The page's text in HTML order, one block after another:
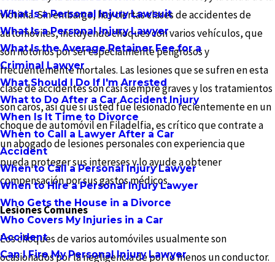
What Is a Personal Injury Lawsuit
What Is a Personal Injury Lawyer
What Is the Average Retainer Fee for a
Criminal Lawyer
What Should I Do If I'm Arrested
What to Do After a Car Accident Injury
When Is It Time to Divorce
When to Call a Lawyer After a Car
Accident
When to Call a Personal Injury Lawyer
When to Hire a Personal Injury Lawyer
Who Gets the House in a Divorce
Who Covers My Injuries in a Car
Accident
Can I Fire My Personal Injury Lawyer
víctima. Sin embargo, hay ciertas clases de accidentes de
automóviles, incluyendo choques con varios vehículos, que
son notorios por ser especialmente peligrosos y
frecuentemente mortales. Las lesiones que se sufren en esta
clase de accidentes son casi siempre graves y los tratamientos
son caros, así que si usted fue lesionado recientemente en un
choque de automóvil en Filadelfia, es crítico que contrate a
un abogado de lesiones personales con experiencia que
pueda proteger sus intereses y lo ayude a obtener
compensación por sus gastos médicos.
Lesiones Comunes
Los choques de varios automóviles usualmente son
ocasionados por la negligencia de por lo menos un conductor.